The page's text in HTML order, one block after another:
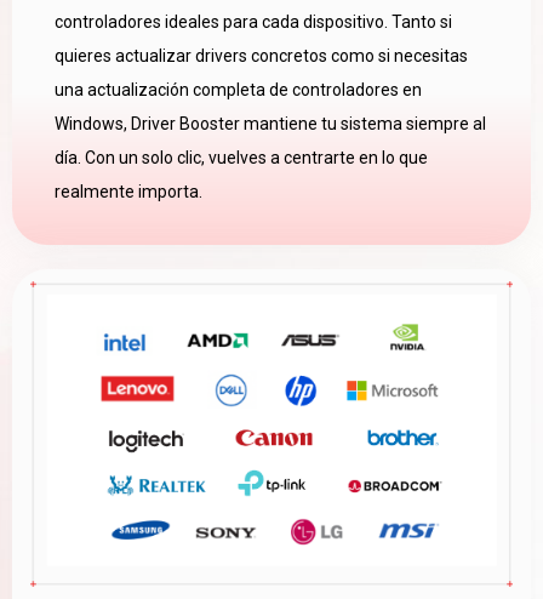
controladores ideales para cada dispositivo. Tanto si
quieres actualizar drivers concretos como si necesitas
una actualización completa de controladores en
Windows, Driver Booster mantiene tu sistema siempre al
día. Con un solo clic, vuelves a centrarte en lo que
realmente importa.